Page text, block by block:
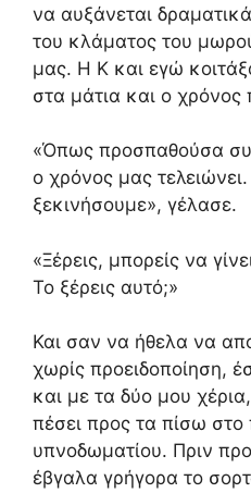
να αυξάνεται
του κλάματος του
μας. Η Κ και εγώ
στα μάτια και ο χρόνος
«Όπως προσπαθούσα
ο χρόνος μας
ξεκινήσουμε», γέλασε.
«Ξέρεις, μπορείς να
Το ξέρεις αυτό;»
Και σαν να ήθελα να
χωρίς προειδοποίηση,
και με τα δύο μου
πέσει προς τα πίσω
υπνοδωματίου. Πριν
έβγαλα γρήγορα το